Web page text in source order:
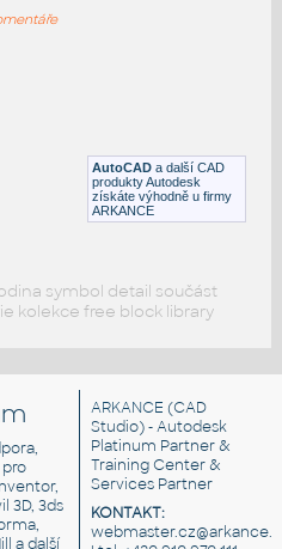
doprava
410 - zjednodušený model
AutoCAD a další CAD
produkty Autodesk
získáte výhodně u firmy
ARKANCE
symbol detail součást
kolekce free block library
3D, 3ds
a další
ARKANCE (CAD
Studio) - Autodesk
Platinum Partner &
Training Center &
Services Partner
KONTAKT: